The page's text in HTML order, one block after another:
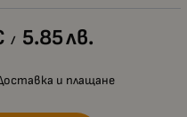
/ 5.85лв.
и плащане